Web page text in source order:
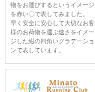
物をお運びするというイメージ
を赤い〇で表してみました。
早く安全に安心して大切なお客
様のお荷物を運ぶ速さをイメー
ジした紺の四角いグラデーショ
ンで表しています。